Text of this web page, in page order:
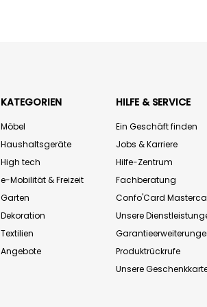
KATEGORIEN
Möbel
Haushaltsgeräte
High tech
e-Mobilität & Freizeit
Garten
Dekoration
Textilien
Angebote
HILFE & SERVICE
Ein Geschäft finden
Jobs & Karriere
Hilfe-Zentrum
Fachberatung
Confo'Card
Unsere
Produktrückrufe
Unsere